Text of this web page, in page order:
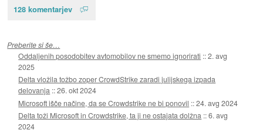
128 komentarjev
Preberite si še…
Oddaljenih posodobitev avtomobilov ne smemo ignorirati ::2. avg
2025
Delta vložila tožbo zoper CrowdStrike zaradi julijskega izpada
delovanja ::26. okt 2024
Microsoft išče načine, da se Crowdstrike ne bi ponovil ::24. avg 2024
Delta toži Microsoft in Crowdstrike, ta ji ne ostajata dolžna ::6. avg
2024